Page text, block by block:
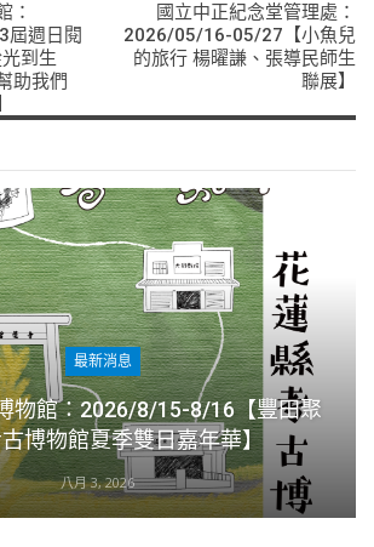
：
週日閱
到生
助我們
國立中正紀念堂管理處：
2026/05/16-05/27【小魚兒
的旅行 楊曜謙、張導民師生
聯展】
最新消息
物館：2026/8/15-8/16【豐田聚
博物館夏季雙日嘉年華】
八月 3, 2026